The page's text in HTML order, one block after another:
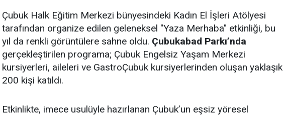
Çubuk Halk Eğitim Merkezi bünyesindeki Kadın El İşleri Atölyesi
tarafından organize edilen geleneksel "Yaza Merhaba" etkinliği, bu
yıl da renkli görüntülere sahne oldu. Çubukabad Parkı’nda
gerçekleştirilen programa; Çubuk Engelsiz Yaşam Merkezi
kursiyerleri, aileleri ve GastroÇubuk kursiyerlerinden oluşan yaklaşık
200 kişi katıldı.
Etkinlikte, imece usulüyle hazırlanan Çubuk’un eşsiz yöresel